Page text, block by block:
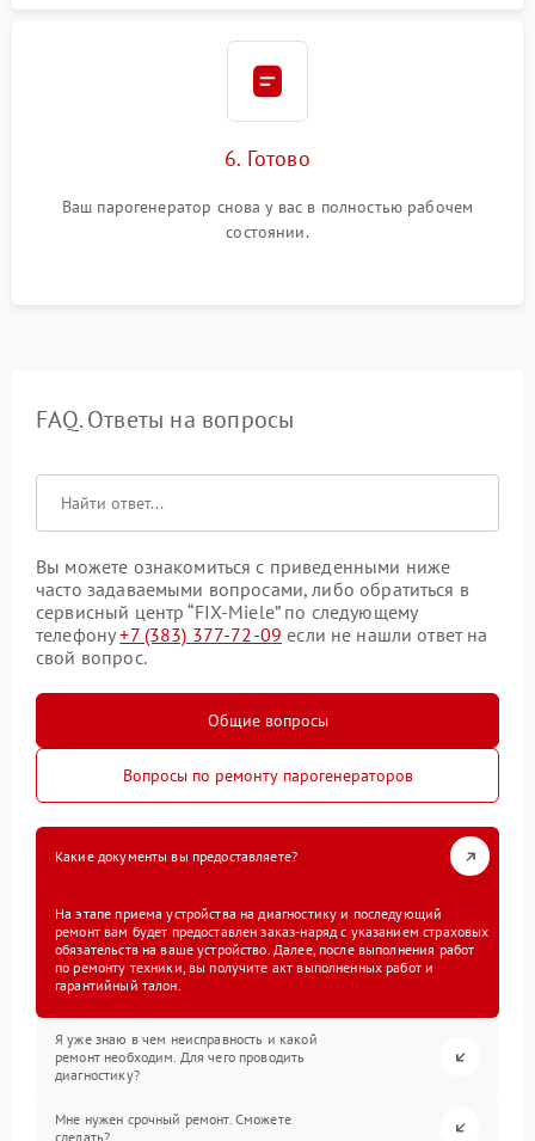
6. Готово
Ваш парогенератор снова у вас в полностью рабочем
состоянии.
FAQ. Ответы на вопросы
Вы можете ознакомиться с приведенными ниже
часто задаваемыми вопросами, либо обратиться в
сервисный центр “FIX-Miele” по следующему
телефону+7 (383) 377-72-09 если не нашли ответ на
свой вопрос.
Общие вопросы
Вопросы по ремонту парогенераторов
Какие документы вы предоставляете?
На этапе приема устройства на диагностику и последующий
ремонт вам будет предоставлен заказ-наряд с указанием страховых
обязательств на ваше устройство. Далее, после выполнения работ
по ремонту техники, вы получите акт выполненных работ и
гарантийный талон.
Я уже знаю в чем неисправность и какой
ремонт необходим. Для чего проводить
диагностику?
Мне нужен срочный ремонт. Сможете
сделать?